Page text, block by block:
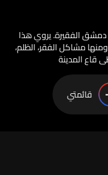
الفقيرة. يروي هذا
مشاكل الفقر، الظلم،
قاع المدينة
قائمتي